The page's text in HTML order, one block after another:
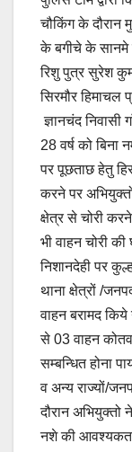
चौकिंग के दौरान
के बगीचे के सानमे
रिशु पुत्र सुरेश
सिरमौर हिमाचल
ज्ञानचंद निवासी
28 वर्ष को बिना
पर पूछताछ हेतु
करने पर
क्षेत्र से चोरी
भी वाहन चोरी
निशानदेही पर
थाना क्षेत्रों /
वाहन बरामद
से 03 वाहन
सम्बन्धित होना
व अन्य राज्यों/
दौरान
नशे की